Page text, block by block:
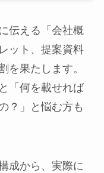
伝える「会社概
ット、提案資料
を果たします。
「何を載せれば
？」と悩む方も
成から、実際に